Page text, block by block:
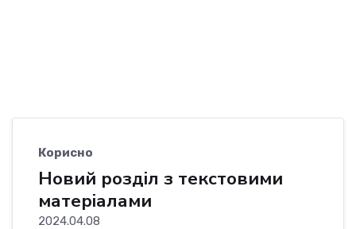
Корисно
Новий розділ з текстовими
матеріалами
2024.04.08